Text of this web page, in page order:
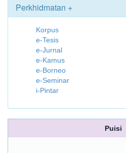
Perkhidmatan +
Korpus
e-Tesis
e-Jurnal
e-Kamus
e-Borneo
e-Seminar
i-Pintar
Puisi